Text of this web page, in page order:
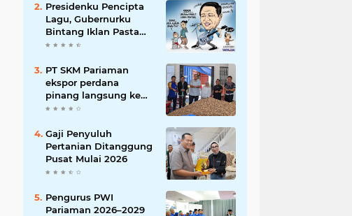
Presidenku Pencipta
Lagu, Gubernurku
Bintang Iklan Pasta
Gigi
PT SKM Pariaman
ekspor perdana
pinang langsung ke
India
Gaji Penyuluh
Pertanian Ditanggung
Pusat Mulai 2026
Pengurus PWI
Pariaman 2026–2029